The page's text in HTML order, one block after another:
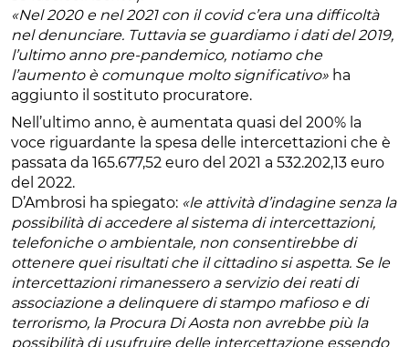
«Nel 2020 e nel 2021 con il covid c’era una difficoltà
nel denunciare. Tuttavia se guardiamo i dati del 2019,
l’ultimo anno pre-pandemico, notiamo che
l’aumento è comunque molto significativo» ha
aggiunto il sostituto procuratore.
Nell’ultimo anno, è aumentata quasi del 200% la
voce riguardante la spesa delle intercettazioni che è
passata da 165.677,52 euro del 2021 a 532.202,13 euro
del 2022.
D’Ambrosi ha spiegato: «le attività d’indagine senza la
possibilità di accedere al sistema di intercettazioni,
telefoniche o ambientale, non consentirebbe di
ottenere quei risultati che il cittadino si aspetta. Se le
intercettazioni rimanessero a servizio dei reati di
associazione a delinquere di stampo mafioso e di
terrorismo, la Procura Di Aosta non avrebbe più la
possibilità di usufruire delle intercettazione essendo